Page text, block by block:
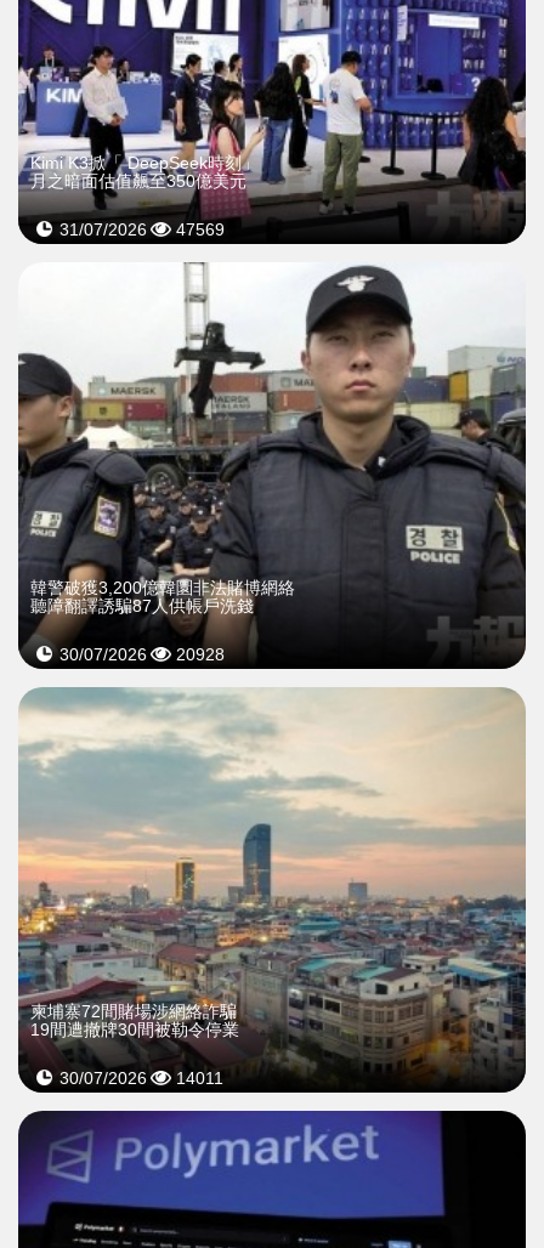
Kimi K3掀「 DeepSeek時刻」
月之暗面估值飆至350億美元
31/07/2026 47569
韓警破獲3,200億韓圜非法賭博網絡
聽障翻譯誘騙87人供帳戶洗錢
30/07/2026 20928
柬埔寨72間賭場涉網絡詐騙
19間遭撤牌30間被勒令停業
30/07/2026 14011